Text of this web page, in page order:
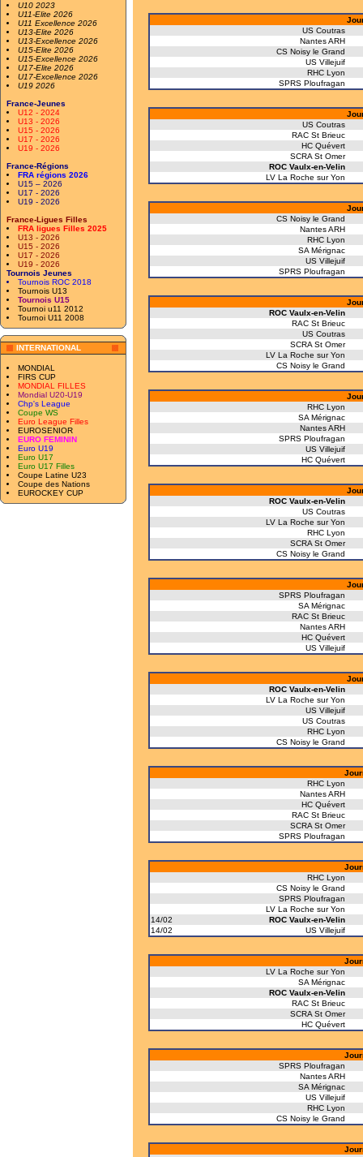
U10 2023
U11-Elite 2026
U11 Excellence 2026
U13-Elite 2026
U13-Excellence 2026
U15-Elite 2026
U15-Excellence 2026
U17-Elite 2026
U17-Excellence 2026
U19 2026
France-Jeunes
U12 - 2024
U13 - 2026
U15 - 2026
U17 - 2026
U19 - 2026
France-Régions
FRA régions 2026
U15 – 2026
U17 - 2026
U19 - 2026
France-Ligues Filles
FRA ligues Filles 2025
U13 - 2026
U15 - 2026
U17 - 2026
U19 - 2026
Tournois Jeunes
Tournois ROC 2018
Tournois U13
Tournois U15
Tournoi u11 2012
Tournoi U11 2008
INTERNATIONAL
MONDIAL
FIRS CUP
MONDIAL FILLES
Mondial U20-U19
Chp's League
Coupe WS
Euro League Filles
EUROSENIOR
EURO FEMININ
Euro U19
Euro U17
Euro U17 Filles
Coupe Latine U23
Coupe des Nations
EUROCKEY CUP
US Coutras
Nantes ARH
CS Noisy le Grand
US Villejuif
RHC Lyon
SPRS Ploufragan
US Coutras
RAC St Brieuc
HC Quévert
SCRA St Omer
ROC Vaulx-en-Velin
LV La Roche sur Yon
CS Noisy le Grand
Nantes ARH
RHC Lyon
SA Mérignac
US Villejuif
SPRS Ploufragan
ROC Vaulx-en-Velin
RAC St Brieuc
US Coutras
SCRA St Omer
LV La Roche sur Yon
CS Noisy le Grand
RHC Lyon
SA Mérignac
Nantes ARH
SPRS Ploufragan
US Villejuif
HC Quévert
ROC Vaulx-en-Velin
US Coutras
LV La Roche sur Yon
RHC Lyon
SCRA St Omer
CS Noisy le Grand
SPRS Ploufragan
SA Mérignac
RAC St Brieuc
Nantes ARH
HC Quévert
US Villejuif
ROC Vaulx-en-Velin
LV La Roche sur Yon
US Villejuif
US Coutras
RHC Lyon
CS Noisy le Grand
RHC Lyon
Nantes ARH
HC Quévert
RAC St Brieuc
SCRA St Omer
SPRS Ploufragan
RHC Lyon
CS Noisy le Grand
SPRS Ploufragan
LV La Roche sur Yon
14/02
ROC Vaulx-en-Velin
14/02
US Villejuif
LV La Roche sur Yon
SA Mérignac
ROC Vaulx-en-Velin
RAC St Brieuc
SCRA St Omer
HC Quévert
SPRS Ploufragan
Nantes ARH
SA Mérignac
US Villejuif
RHC Lyon
CS Noisy le Grand